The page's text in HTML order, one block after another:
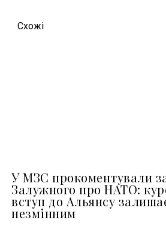
Схожi
У МЗС прокоментували
Залужного про НАТО:
вступ до Альянсу
незмінним